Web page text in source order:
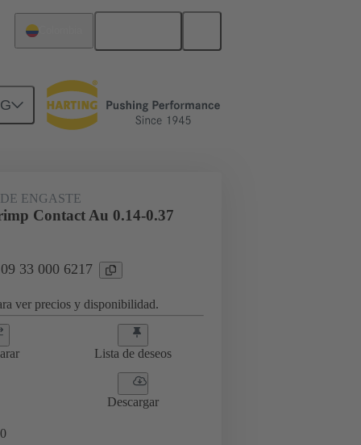
09 33 000 6217
ENGASTE
Contact Au 0.14-0.37
33 000 6217
ver precios y disponibilidad.
Lista de deseos
Descargar
0